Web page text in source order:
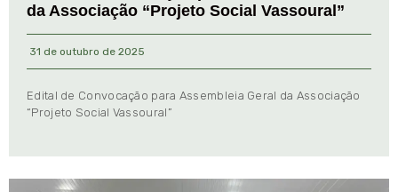
da Associação “Projeto Social Vassoural”
31 de outubro de 2025
Edital de Convocação para Assembleia Geral da Associação
“Projeto Social Vassoural”